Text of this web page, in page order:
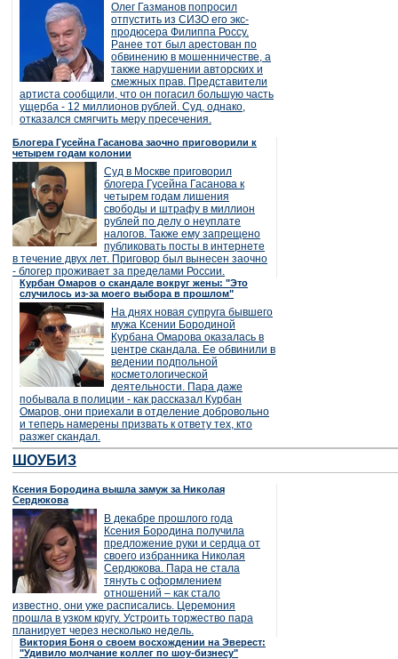
Олег Газманов попросил
отпустить из СИЗО его экс-
продюсера Филиппа Россу.
Ранее тот был арестован по
обвинению в мошенничестве, а
также нарушении авторских и
смежных прав. Представители
артиста сообщили, что он погасил большую часть
ущерба - 12 миллионов рублей. Суд, однако,
отказался смягчить меру пресечения.
Блогера Гусейна Гасанова заочно приговорили к
четырем годам колонии
Суд в Москве приговорил
блогера Гусейна Гасанова к
четырем годам лишения
свободы и штрафу в миллион
рублей по делу о неуплате
налогов. Также ему запрещено
публиковать посты в интернете
в течение двух лет. Приговор был вынесен заочно
- блогер проживает за пределами России.
Курбан Омаров о скандале вокруг жены: "Это
случилось из-за моего выбора в прошлом"
На днях новая супруга бывшего
мужа Ксении Бородиной
Курбана Омарова оказалась в
центре скандала. Ее обвинили в
ведении подпольной
косметологической
деятельности. Пара даже
побывала в полиции - как рассказал Курбан
Омаров, они приехали в отделение добровольно
и теперь намерены призвать к ответу тех, кто
разжег скандал.
ШОУБИЗ
Ксения Бородина вышла замуж за Николая
Сердюкова
В декабре прошлого года
Ксения Бородина получила
предложение руки и сердца от
своего избранника Николая
Сердюкова. Пара не стала
тянуть с оформлением
отношений – как стало
известно, они уже расписались. Церемония
прошла в узком кругу. Устроить торжество пара
планирует через несколько недель.
Виктория Боня о своем восхождении на Эверест:
"Удивило молчание коллег по шоу-бизнесу"